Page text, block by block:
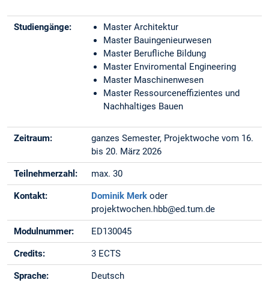
Studiengänge:
Master Architektur
Master Bauingenieurwesen
Master Berufliche Bildung
Master Enviromental Engineering
Master Maschinenwesen
Master Ressourceneffizientes und
Nachhaltiges Bauen
Zeitraum:
ganzes Semester, Projektwoche vom 16.
bis 20. März 2026
Teilnehmerzahl: max. 30
Kontakt: Dominik Merk oder
projektwochen.hbb@ed.tum.de
Modulnummer: ED130045
Credits: 3 ECTS
Sprache: Deutsch